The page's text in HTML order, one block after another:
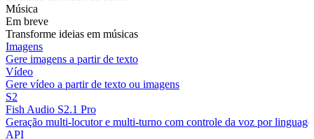
Música
Em breve
Transforme ideias em músicas
Imagens
Gere imagens a partir de texto
Vídeo
Gere vídeo a partir de texto ou imagens
S2
Fish Audio S2.1 Pro
Geração multi-locutor e multi-turno com controle da voz por
API